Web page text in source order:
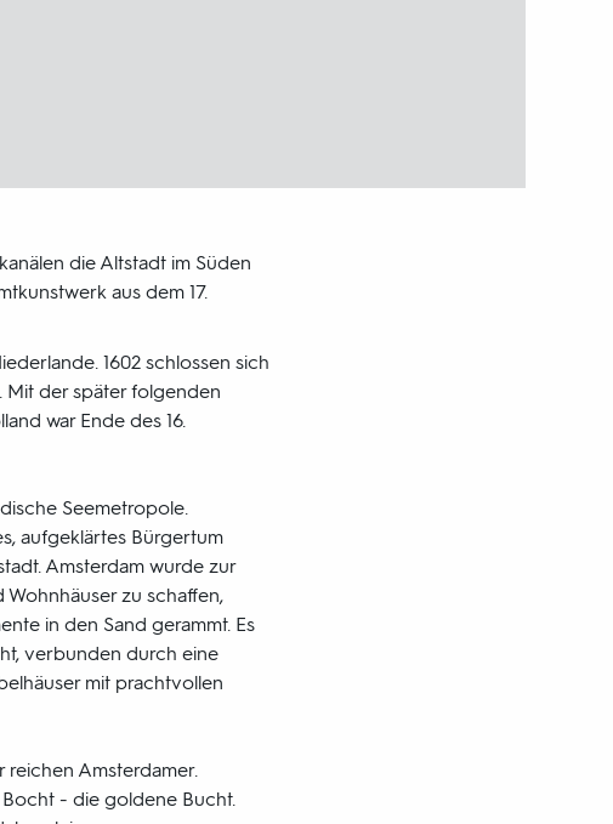
die Altstadt im Süden
aus dem 17.
1602 schlossen sich
Mit der später folgenden
war Ende des 16.
Seemetropole.
aufgeklärtes Bürgertum
Amsterdam wurde zur
zu schaffen,
in den Sand gerammt. Es
verbunden durch eine
mit prachtvollen
Amsterdamer.
- die goldene Bucht.